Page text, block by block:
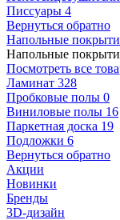
Писсуары 4
Вернуться обратно
Напольные
Напольные
Посмотреть все
Ламинат 328
Пробковые полы 0
Виниловые полы 16
Паркетная доска 19
Подложки 6
Вернуться обратно
Акции
Новинки
Бренды
3D-дизайн